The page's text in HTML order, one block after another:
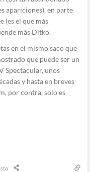
apariciones), en parte
(es el que más
más Ditko.
en el mismo saco que
que puede ser un
Spectacular, unos
y hasta en breves
por contra, solo es